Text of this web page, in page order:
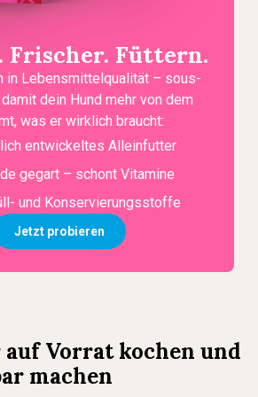
Frischer. Füttern.
in Lebensmittelqualität – sous-
dein Hund mehr von dem
was er wirklich braucht:
entwickeltes Alleinfutter
gegart – schont Vitamine
und Konservierungsstoffe
Jetzt probieren
Vorrat kochen und
machen